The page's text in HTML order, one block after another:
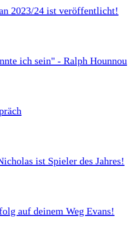
2023/24 ist veröffentlicht!
ich sein" - Ralph Hounnou
ist Spieler des Jahres!
auf deinem Weg Evans!